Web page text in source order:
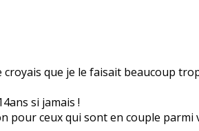
que je le faisait beaucoup
si jamais !
pour ceux qui sont en couple